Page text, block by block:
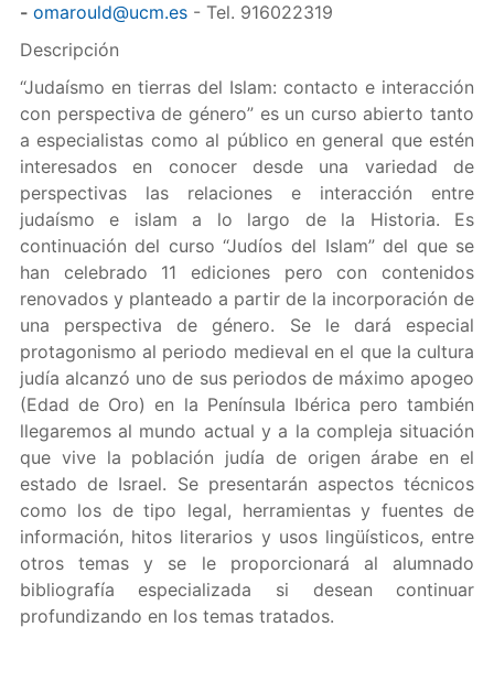
- omarould@ucm.es- Tel. 916022319
Descripción
“Judaísmo en tierras del Islam: contacto e interacción
con perspectiva de género” es un curso abierto tanto
a especialistas como al público en general que estén
interesados en conocer desde una variedad de
perspectivas las relaciones e interacción entre
judaísmo e islam a lo largo de la Historia. Es
continuación del curso “Judíos del Islam” del que se
han celebrado 11 ediciones pero con contenidos
renovados y planteado a partir de la incorporación de
una perspectiva de género. Se le dará especial
protagonismo al periodo medieval en el que la cultura
judía alcanzó uno de sus periodos de máximo apogeo
(Edad de Oro) en la Península Ibérica pero también
llegaremos al mundo actual y a la compleja situación
que vive la población judía de origen árabe en el
estado de Israel. Se presentarán aspectos técnicos
como los de tipo legal, herramientas y fuentes de
información, hitos literarios y usos lingüísticos, entre
otros temas y se le proporcionará al alumnado
bibliografía especializada si desean continuar
profundizando en los temas tratados.